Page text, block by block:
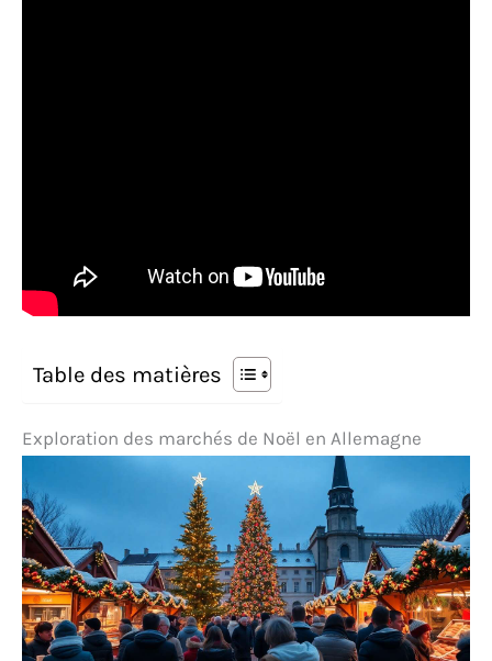
Table des matières
Exploration des marchés de Noël en Allemagne